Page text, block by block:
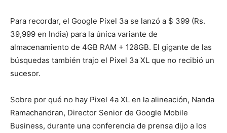
Para recordar, el Google Pixel 3a se lanzó a $ 399 (Rs.
39,999 en India) para la única variante de
almacenamiento de 4GB RAM + 128GB. El gigante de las
búsquedas también trajo el Pixel 3a XL que no recibió un
sucesor.
Sobre por qué no hay Pixel 4a XL en la alineación, Nanda
Ramachandran, Director Senior de Google Mobile
Business, durante una conferencia de prensa dijo a los